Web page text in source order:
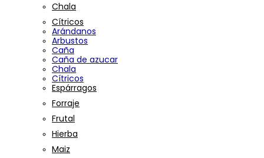
Chala
Cítricos
Arándanos
Arbustos
Caña
Caña de azucar
Chala
Cítricos
Espárragos
Forraje
Frutal
Hierba
Maiz